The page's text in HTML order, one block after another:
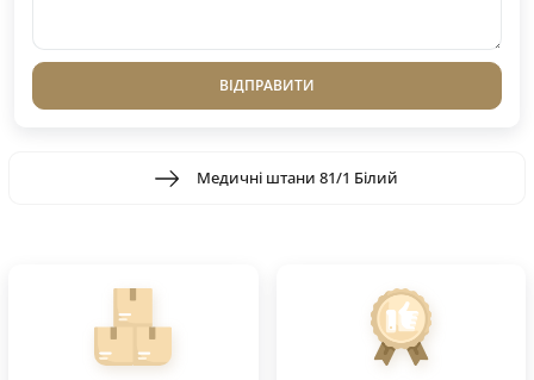
ВІДПРАВИТИ
Медичні штани 81/1 Білий